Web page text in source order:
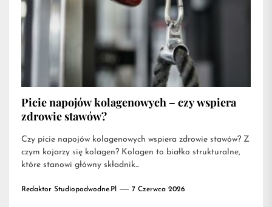
Picie napojów kolagenowych – czy wspiera
zdrowie stawów?
Czy picie napojów kolagenowych wspiera zdrowie stawów? Z
czym kojarzy się kolagen? Kolagen to białko strukturalne,
które stanowi główny składnik...
Redaktor Studiopodwodne.pl 7 Czerwca 2026